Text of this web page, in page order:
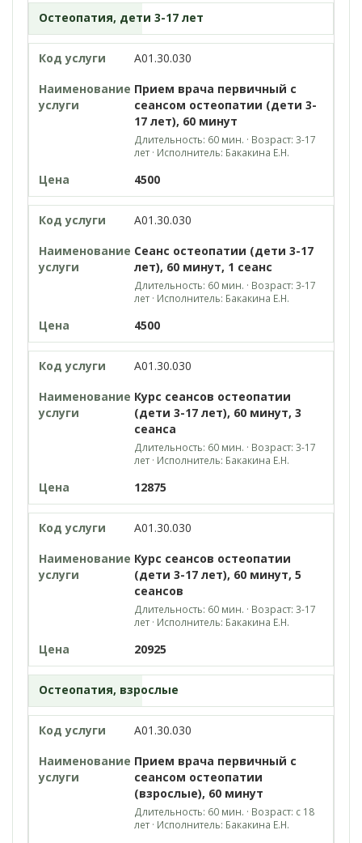
Остеопатия, дети 3-17 лет
A01.30.030
Прием врача первичный с
сеансом остеопатии (дети 3-
17 лет), 60 минут
Длительность: 60 мин. · Возраст: 3-17
лет · Исполнитель: Бакакина Е.Н.
4500
A01.30.030
Сеанс остеопатии (дети 3-17
лет), 60 минут, 1 сеанс
Длительность: 60 мин. · Возраст: 3-17
лет · Исполнитель: Бакакина Е.Н.
4500
A01.30.030
Курс сеансов остеопатии
(дети 3-17 лет), 60 минут, 3
сеанса
Длительность: 60 мин. · Возраст: 3-17
лет · Исполнитель: Бакакина Е.Н.
12875
A01.30.030
Курс сеансов остеопатии
(дети 3-17 лет), 60 минут, 5
сеансов
Длительность: 60 мин. · Возраст: 3-17
лет · Исполнитель: Бакакина Е.Н.
20925
Остеопатия, взрослые
A01.30.030
Прием врача первичный с
сеансом остеопатии
(взрослые), 60 минут
Длительность: 60 мин. · Возраст: с 18
лет · Исполнитель: Бакакина Е.Н.